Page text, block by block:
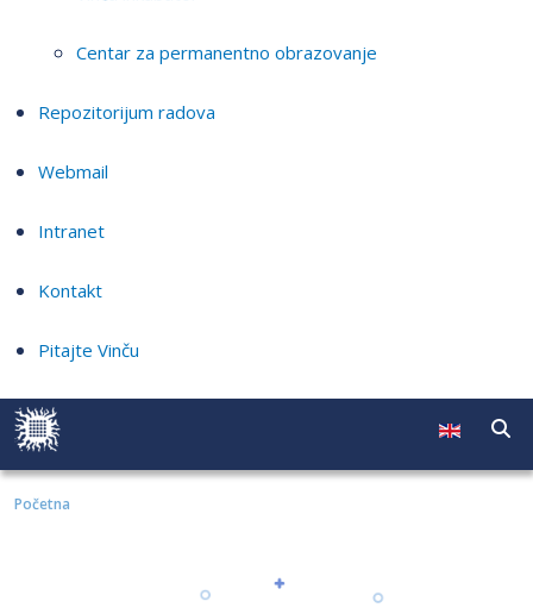
Centar za permanentno obrazovanje
Repozitorijum radova
Webmail
Intranet
Kontakt
Pitajte Vinču
Početna